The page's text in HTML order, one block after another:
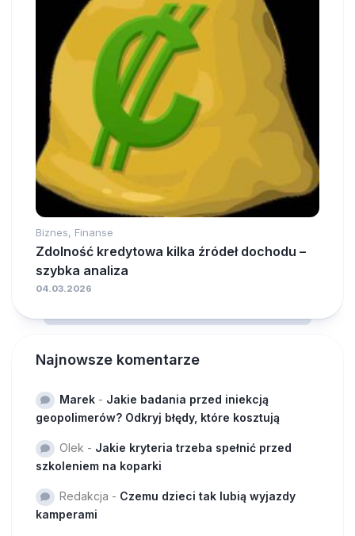
Biznes, Finanse
Zdolność kredytowa kilka źródeł dochodu –
szybka analiza
04.03.2026
Najnowsze komentarze
Marek - Jakie badania przed iniekcją
geopolimerów? Odkryj błędy, które kosztują
Olek - Jakie kryteria trzeba spełnić przed
szkoleniem na koparki
Redakcja - Czemu dzieci tak lubią wyjazdy
kamperami